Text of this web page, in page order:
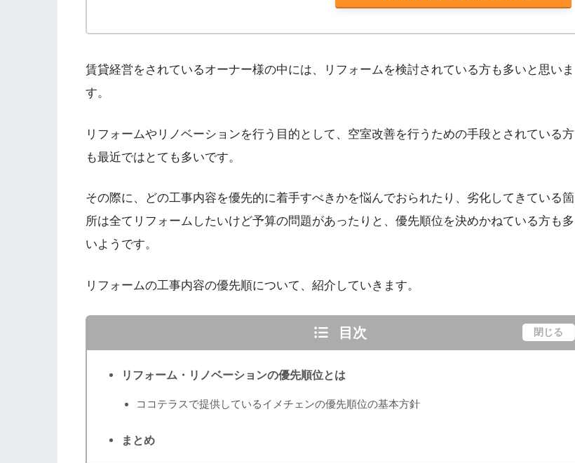
賃貸経営をされているオーナー様の中には、リフォームを検討されている方も多いと思いま
す。
リフォームやリノベーションを行う目的として、空室改善を行うための手段とされている方
も最近ではとても多いです。
その際に、どの工事内容を優先的に着手すべきかを悩んでおられたり、劣化してきている箇
所は全てリフォームしたいけど予算の問題があったりと、優先順位を決めかねている方も多
いようです。
リフォームの工事内容の優先順について、紹介していきます。
目次 閉じる
リフォーム・リノベーションの優先順位とは
ココテラスで提供しているイメチェンの優先順位の基本方針
まとめ